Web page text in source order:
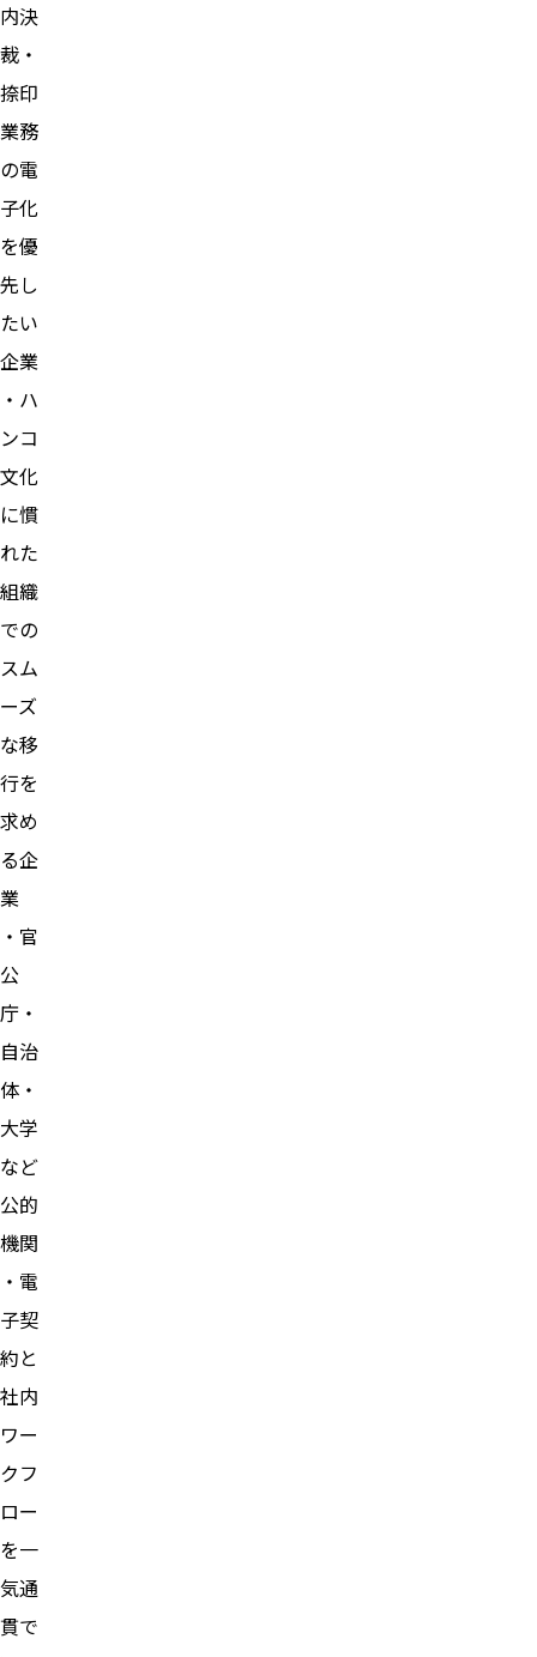
内決
裁・
捺印
業務
の電
子化
を優
先し
たい
企業
・ハ
ンコ
文化
に慣
れた
組織
での
スム
ーズ
な移
行を
求め
る企
業
・官
公
庁・
自治
体・
大学
など
公的
機関
・電
子契
約と
社内
ワー
クフ
ロー
を一
気通
貫で